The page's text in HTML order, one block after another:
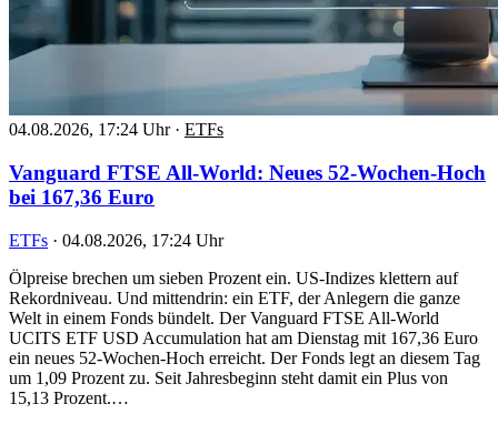
04.08.2026, 17:24 Uhr · ETFs
Vanguard FTSE All-World: Neues 52-Wochen-Hoch
bei 167,36 Euro
ETFs · 04.08.2026, 17:24 Uhr
Ölpreise brechen um sieben Prozent ein. US-Indizes klettern auf
Rekordniveau. Und mittendrin: ein ETF, der Anlegern die ganze
Welt in einem Fonds bündelt. Der Vanguard FTSE All-World
UCITS ETF USD Accumulation hat am Dienstag mit 167,36 Euro
ein neues 52-Wochen-Hoch erreicht. Der Fonds legt an diesem Tag
um 1,09 Prozent zu. Seit Jahresbeginn steht damit ein Plus von
15,13 Prozent.…